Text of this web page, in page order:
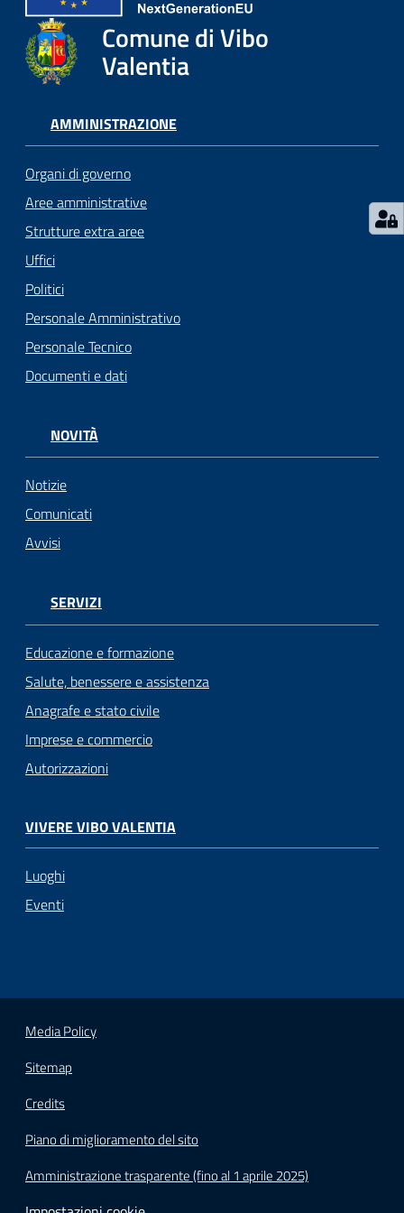
argomenti... Comune di Vibo
Valentia
AMMINISTRAZIONE
Organi di governo
Aree amministrative
Strutture extra aree
Uffici
Politici
Personale Amministrativo
Personale Tecnico
Documenti e dati
NOVITÀ
Notizie
Comunicati
Avvisi
SERVIZI
Educazione e formazione
Salute, benessere e assistenza
Anagrafe e stato civile
Imprese e commercio
Autorizzazioni
VIVERE VIBO VALENTIA
Luoghi
Eventi
Media Policy
Sitemap
Credits
Piano di miglioramento del sito
Amministrazione trasparente (fino al 1 aprile 2025)